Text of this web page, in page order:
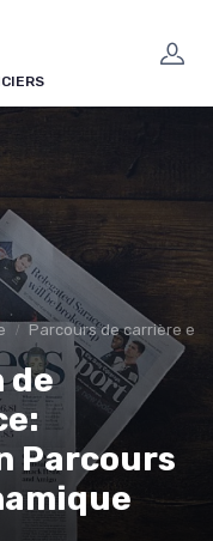
Parcours de carrière en
de
Parcours